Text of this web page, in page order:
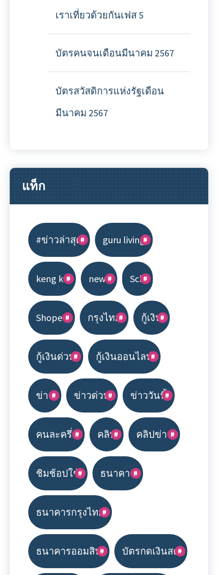
เราเที่ยวด้วยกันเฟส 5
บัตรคนจนเดือนมีนาคม 2567
บัตรสวัสดิการแห่งรัฐเดือน
มีนาคม 2567
แท็ก
#ข่าวล่าสุด guru living
keng kk news Scb
Shopee กรุงไทย กู้เงิน
กู้เงินด่วน กู้เงินออนไลน์
ข่าว ข่าวด่วน ข่าววันนี้
คนละครึ่ง คลิป คลิปข่าว
ชิมช้อปใช้ ธนาคาร
ธนาคารกรุงไทย
ธนาคารออมสิน บัตรกดเงินสด